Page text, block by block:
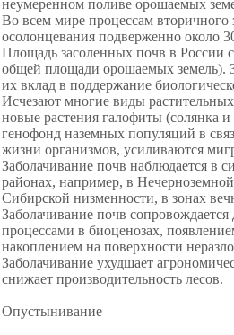
неумеренном поливе орошаемых
Во всем мире процессам вторичного
осолонцевания подверженно около
Площадь засоленных почв в России
общей площади орошаемых земель).
их вклад в поддержание
Исчезают многие виды
новые растения галофиты (солянка
генофонд наземных популяций в
жизни организмов, усиливаются
Заболачивание почв наблюдается в
районах, например, в
Сибирской низменности, в зонах
Заболачивание почв
процессами в биоценозах,
накоплением на поверхности
Заболачивание ухудшает
снижает производительность лесов.
Опустынивание